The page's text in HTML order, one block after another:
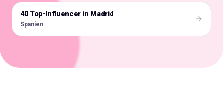
🇪🇸
40 Top-Influencer in Madrid
Spanien